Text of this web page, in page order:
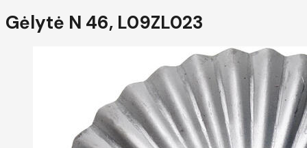
Gėlytė N 46, L09ZL023